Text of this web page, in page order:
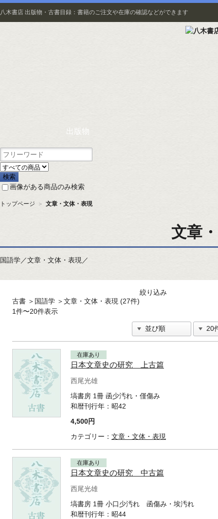
八木書店 出版物・古書目録：書籍のご注文や在庫の確認などができます
出版物
画像がある商品のみ検索
トップページ ＞ 文章・文体・表現
文章
国語学／文章・文体・表現／
古書 ＞ 国語学 ＞文章・文体・表現 (27件)
1件〜20件表示
絞り込み
在庫あり
日本文章史の研究 上古篇
西尾光雄
塙書房 1冊 函少汚れ・僅傷み
和暦刊行年： 昭42
4,500円
カテゴリー： 文章・文体・表現
在庫あり
日本文章史の研究 中古篇
西尾光雄
塙書房 1冊 小口少汚れ 函傷み・埃汚れ
和暦刊行年： 昭44